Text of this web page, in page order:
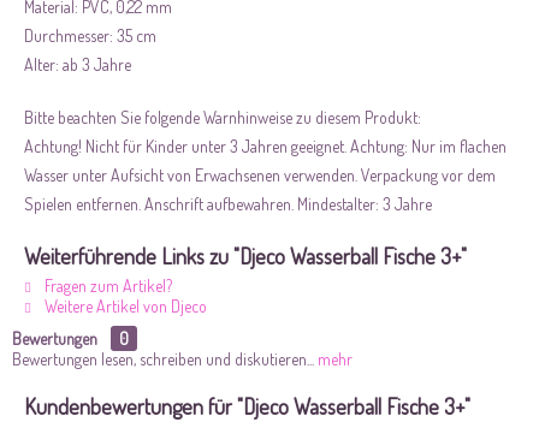
Material: PVC, 0,22 mm
Durchmesser: 35 cm
Alter: ab 3 Jahre
Bitte beachten Sie folgende Warnhinweise zu diesem Produkt:
Achtung! Nicht für Kinder unter 3 Jahren geeignet. Achtung: Nur im flachen
Wasser unter Aufsicht von Erwachsenen verwenden. Verpackung vor dem
Spielen entfernen. Anschrift aufbewahren. Mindestalter: 3 Jahre
Weiterführende Links zu "Djeco Wasserball Fische 3+"
Fragen zum Artikel?
Weitere Artikel von Djeco
Bewertungen
0
Bewertungen lesen, schreiben und diskutieren...
mehr
Kundenbewertungen für "Djeco Wasserball Fische 3+"